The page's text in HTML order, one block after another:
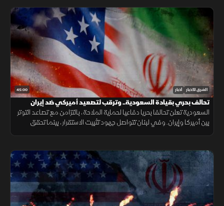
45:00 الشرق للأخبار أخبار
تحالف بحري بقيادة السعودية.. وترقب لتصعيد أميركي ضد إيران
السعودية تعلن تحالفا بحريا دفاعيا لحماية الملاحة، بالتزامن مع تصاعد التوتر
بين أميركا وإيران. وفي لبنان تتواصل جهود تثبيت الاستقرار، بينما تحقق